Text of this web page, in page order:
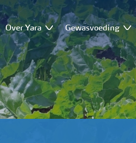
Over Yara Gewasvoeding